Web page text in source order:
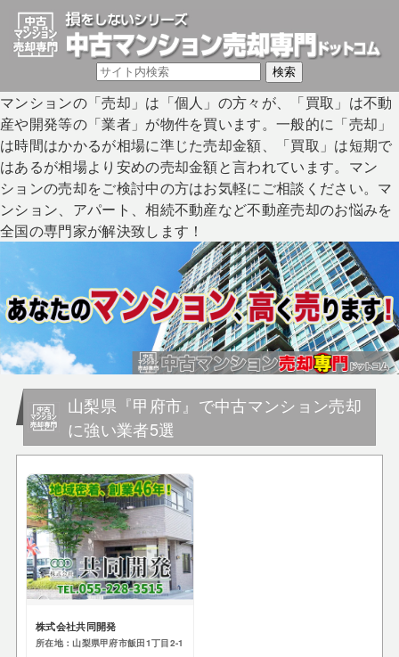
マンションの「売却」は「個人」の方々が、「買取」は不動
産や開発等の「業者」が物件を買います。一般的に「売却」
は時間はかかるが相場に準じた売却金額、「買取」は短期で
はあるが相場より安めの売却金額と言われています。マン
ションの売却をご検討中の方はお気軽にご相談ください。マ
ンション、アパート、相続不動産など不動産売却のお悩みを
全国の専門家が解決致します！
山梨県『甲府市』で中古マンション売却
に強い業者5選
株式会社共同開発
所在地：山梨県甲府市飯田1丁目2-1